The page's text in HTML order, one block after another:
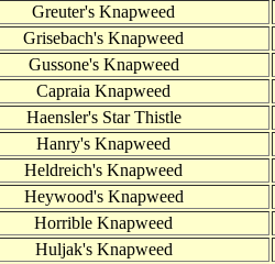
Greuter's Knapweed
Grisebach's Knapweed
Gussone's Knapweed
Capraia Knapweed
Haensler's Star Thistle
Hanry's Knapweed
Heldreich's Knapweed
Heywood's Knapweed
Horrible Knapweed
Huljak's Knapweed